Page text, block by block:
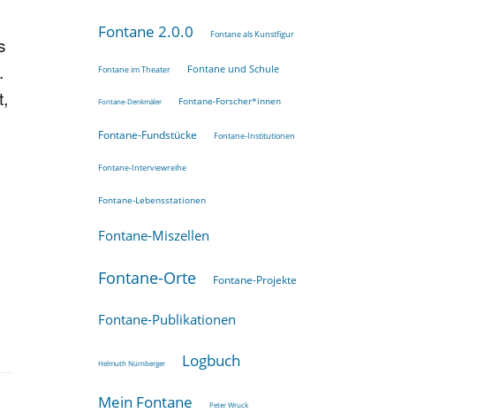
Fontane 2.0.0 Fontane als Kunstfigur
Fontane im Theater Fontane und Schule
Fontane-Denkmäler Fontane-Forscher*innen
Fontane-Fundstücke Fontane-Institutionen
Fontane-Interviewreihe
Fontane-Lebensstationen
Fontane-Miszellen
Fontane-Orte Fontane-Projekte
Fontane-Publikationen
Helmuth Nürnberger Logbuch
Mein Fontane Peter Wruck